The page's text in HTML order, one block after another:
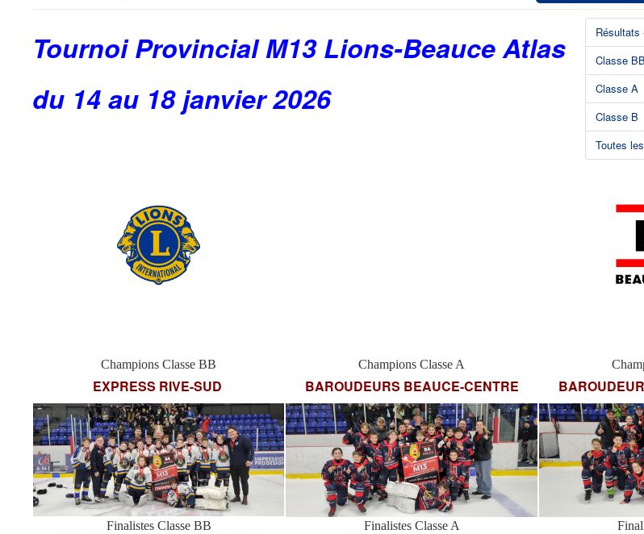
Résultats
Classe BB
Classe A
Classe B
Toutes
Tournoi Provincial M13 Lions-Beauce Atlas
du 14 au 18 janvier 2026
Champions Classe BB
EXPRESS RIVE-SUD
Champions Classe A
BAROUDEURS BEAUCE-CENTRE
Finalistes Classe BB
Finalistes Classe A